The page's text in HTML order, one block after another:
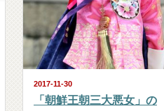
2017-11-30
「朝鮮王朝三大悪女」の